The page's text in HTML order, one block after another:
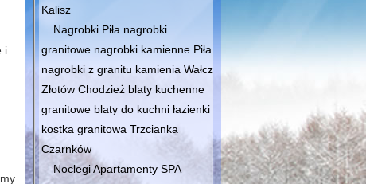
i
Kalisz
Nagrobki Piła nagrobki
granitowe nagrobki kamienne Piła
nagrobki z granitu kamienia Wałcz
Złotów Chodzież blaty kuchenne
granitowe blaty do kuchni łazienki
kostka granitowa Trzcianka
Czarnków
Noclegi Apartamenty SPA